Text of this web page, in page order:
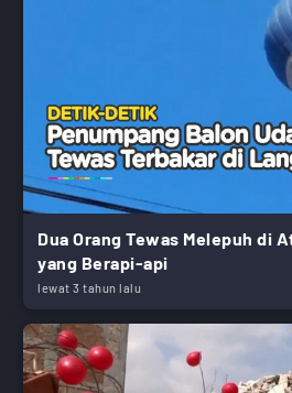
Dua Orang Tewas Melepuh di
yang Berapi-api
lewat 3 tahun lalu